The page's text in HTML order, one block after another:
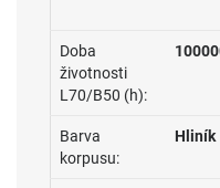
Doba
životnosti
L70/B50 (h):
Barva
korpusu:
Hliník